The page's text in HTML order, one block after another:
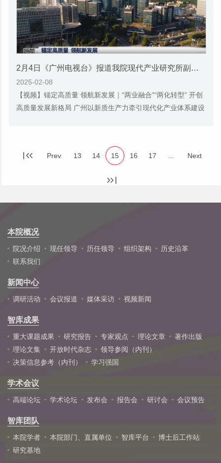
2月4日《广州电视台》报道我院现代产业研究所副所长、研究员陈刚的视频采访
2025-02-08
【视频】锚定高质量 领航新发展｜“两业融合”“两化转型” 开创
高质量发展新格局 广州以新质生产力牵引现代化产业体系建设
Prev 13 14 15 16 17 Next
本院概况
院况介绍 现任领导 历任领导 组织架构
历史沿革
联系我们
新闻中心
调研活动 会议报道 媒体采访 视频新闻
智库成果
重大课题成果 研究报告 专家观点 理论文章
著作出版
理论文集
开放时代杂志
领导参阅（内刊）
决策信息参考（内刊）
学习强国
学术会议
高端论坛 学术论坛 发布会 报告会 研讨会 会议预告
智库团队
本院学者 本院部门、直属单位 智库平台
博士后工作站
研究基地